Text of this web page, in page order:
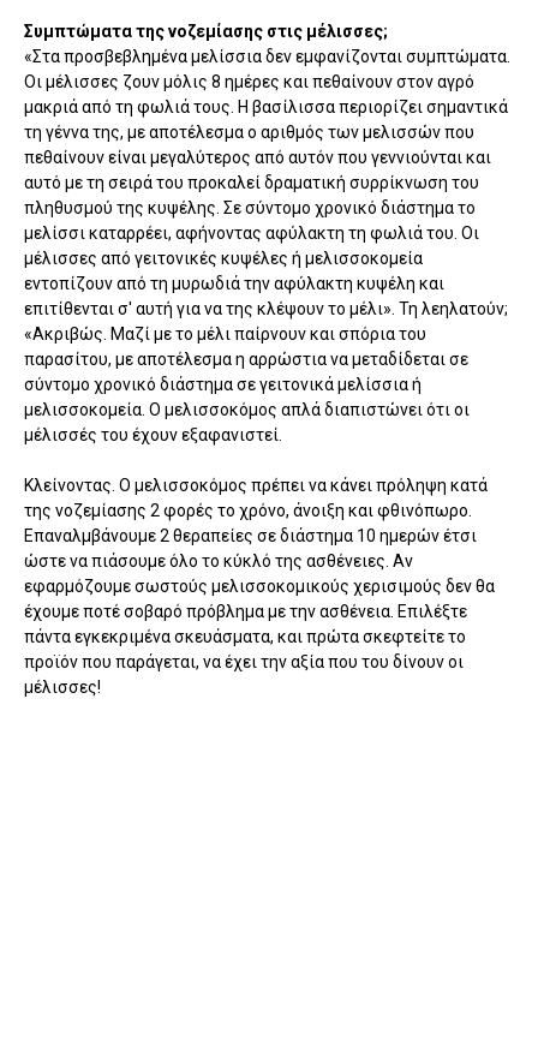
Συμπτώματα της νοζεμίασης στις μέλισσες;
«Στα προσβεβλημένα μελίσσια δεν εμφανίζονται συμπτώματα.
Οι μέλισσες ζουν μόλις 8 ημέρες και πεθαίνουν στον αγρό
μακριά από τη φωλιά τους. Η βασίλισσα περιορίζει σημαντικά
τη γέννα της, με αποτέλεσμα ο αριθμός των μελισσών που
πεθαίνουν είναι μεγαλύτερος από αυτόν που γεννιούνται και
αυτό με τη σειρά του προκαλεί δραματική συρρίκνωση του
πληθυσμού της κυψέλης. Σε σύντομο χρονικό διάστημα το
μελίσσι καταρρέει, αφήνοντας αφύλακτη τη φωλιά του. Οι
μέλισσες από γειτονικές κυψέλες ή μελισσοκομεία
εντοπίζουν από τη μυρωδιά την αφύλακτη κυψέλη και
επιτίθενται σ' αυτή για να της κλέψουν το μέλι». Τη λεηλατούν;
«Ακριβώς. Μαζί με το μέλι παίρνουν και σπόρια του
παρασίτου, με αποτέλεσμα η αρρώστια να μεταδίδεται σε
σύντομο χρονικό διάστημα σε γειτονικά μελίσσια ή
μελισσοκομεία. Ο μελισσοκόμος απλά διαπιστώνει ότι οι
μέλισσές του έχουν εξαφανιστεί.
Κλείνοντας. Ο μελισσοκόμος πρέπει να κάνει πρόληψη κατά
της νοζεμίασης 2 φορές το χρόνο, άνοιξη και φθινόπωρο.
Επαναλμβάνουμε 2 θεραπείες σε διάστημα 10 ημερών έτσι
ώστε να πιάσουμε όλο το κύκλό της ασθένειες. Αν
εφαρμόζουμε σωστούς μελισσοκομικούς χερισιμούς δεν θα
έχουμε ποτέ σοβαρό πρόβλημα με την ασθένεια. Επιλέξτε
πάντα εγκεκριμένα σκευάσματα, και πρώτα σκεφτείτε το
προϊόν που παράγεται, να έχει την αξία που του δίνουν οι
μέλισσες!